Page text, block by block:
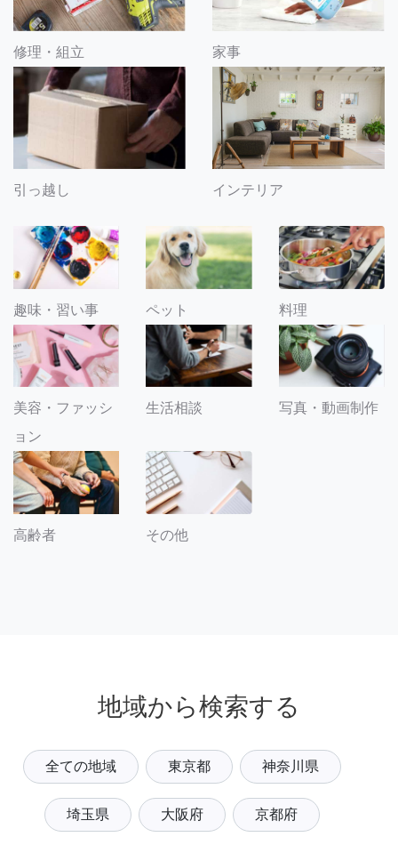
修理・組立 家事
引っ越し インテリア
趣味・習い事 ペット 料理
美容・ファッシ
ョン
生活相談 写真・動画制作
高齢者 その他
地域から検索する
全ての地域 東京都 神奈川県
埼玉県 大阪府 京都府